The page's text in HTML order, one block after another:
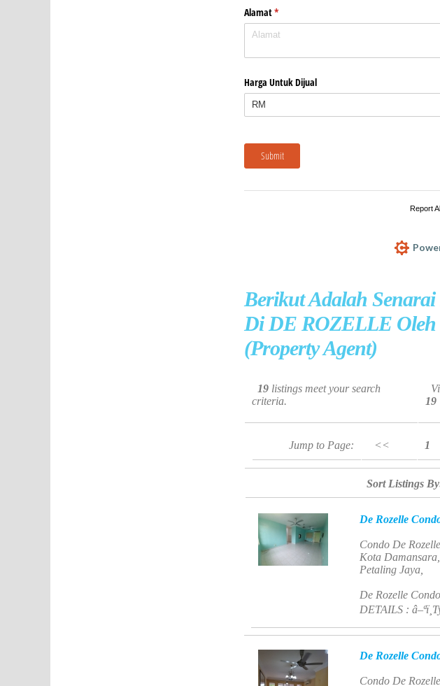
Berikut Adalah
Di DE ROZELLE
(Property Agent)
19 listings meet your search
criteria.
19
Jump to Page: << 1
Sort Listings
De Rozelle
Condo De
Kota
Petaling Jaya,
De Rozelle
DETAILS :
De Rozelle
Condo De